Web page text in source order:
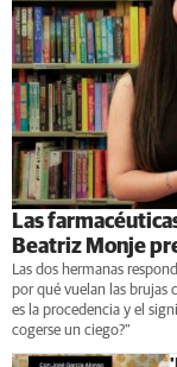
Las
Beatriz Monje
Las dos hermanas
por qué vuelan las brujas
es la procedencia y el
cogerse un ciego?"